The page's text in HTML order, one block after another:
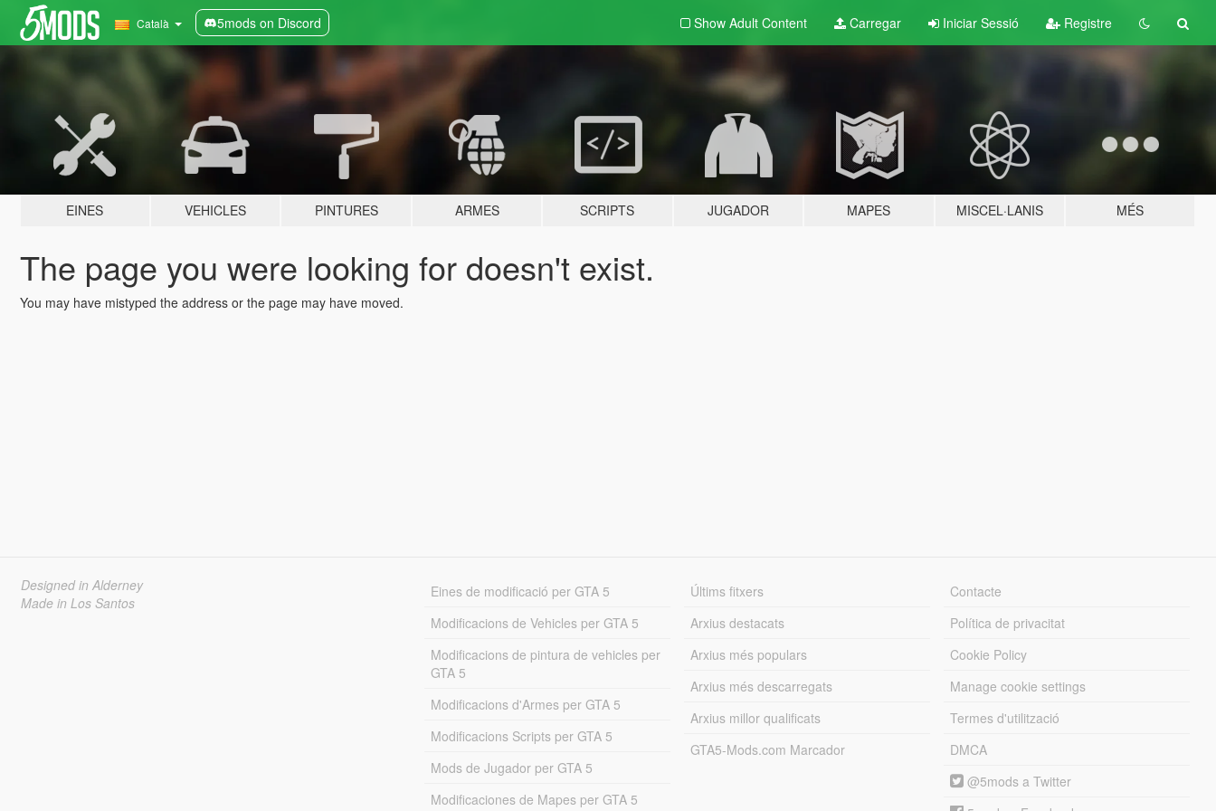
Català 5mods on Discord Show Adult Content Carregar Iniciar Sessió Registre
EINES VEHICLES PINTURES ARMES SCRIPTS JUGADOR MAPES MISCEL·LANIS MÉS
The page you were looking for doesn't exist.
You may have mistyped the address or the page may have moved.
Designed in Alderney
Made in Los Santos
Eines de modificació per GTA 5
Modificacions de Vehicles per GTA 5
Modificacions de pintura de vehicles per
GTA 5
Modificacions d'Armes per GTA 5
Modificacions Scripts per GTA 5
Mods de Jugador per GTA 5
Modificaciones de Mapes per GTA 5
Últims fitxers
Arxius destacats
Arxius més populars
Arxius més descarregats
Arxius millor qualificats
GTA5-Mods.com Marcador
Contacte
Política de privacitat
Cookie Policy
Manage cookie settings
Termes d'utilització
DMCA
@5mods a Twitter